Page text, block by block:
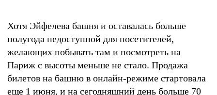
Хотя Эйфелева башня и оставалась больше
полугода недоступной для посетителей,
желающих побывать там и посмотреть на
Париж с высоты меньше не стало. Продажа
билетов на башню в онлайн-режиме стартовала
еще 1 июня, и на сегодняшний день больше 70